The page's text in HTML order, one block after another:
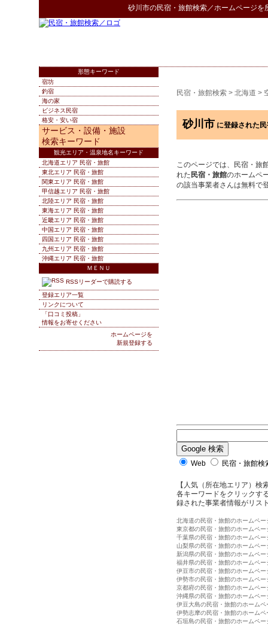
砂川市の民宿・旅館検索／ホームページを
民宿・旅館検索 > 北海道 >
砂川市 に登録された
このページでは、民宿・旅
れた 民宿・旅館のホームペ
の該当事業者さんは無料で
Web 民宿・旅館検
【人気（所在地エリア）検
各キーワードをクリックす
録された事業者情報がリス
北海道の民宿・旅館のホームペー
東京都の民宿・旅館のホームペー
千葉県の民宿・旅館のホームペー
山梨県の民宿・旅館のホームペー
新潟県の民宿・旅館のホームペー
福井県の民宿・旅館のホームペー
伊豆市の民宿・旅館のホームペー
伊勢市の民宿・旅館のホームペー
京都府の民宿・旅館のホームペー
沖縄県の民宿・旅館のホームペー
伊豆大島の民宿・旅館のホームペ
伊勢志摩の民宿・旅館のホームペ
石垣島の民宿・旅館のホームペー
形態キーワード
宿坊
釣宿
海の家
ビジネス民宿
格安・安い宿
サービス・設備・施設
検索キーワード
観光エリア・温泉地名キーワード
北海道エリア 民宿・旅館
東北エリア 民宿・旅館
関東エリア 民宿・旅館
甲信越エリア 民宿・旅館
北陸エリア 民宿・旅館
東海エリア 民宿・旅館
近畿エリア 民宿・旅館
中国エリア 民宿・旅館
四国エリア 民宿・旅館
九州エリア 民宿・旅館
沖縄エリア 民宿・旅館
ＭＥＮＵ
RSSリーダーで購読する
登録エリア一覧
リンクについて
「口コミ投稿」
情報をお寄せください
ホームページを
新規登録する